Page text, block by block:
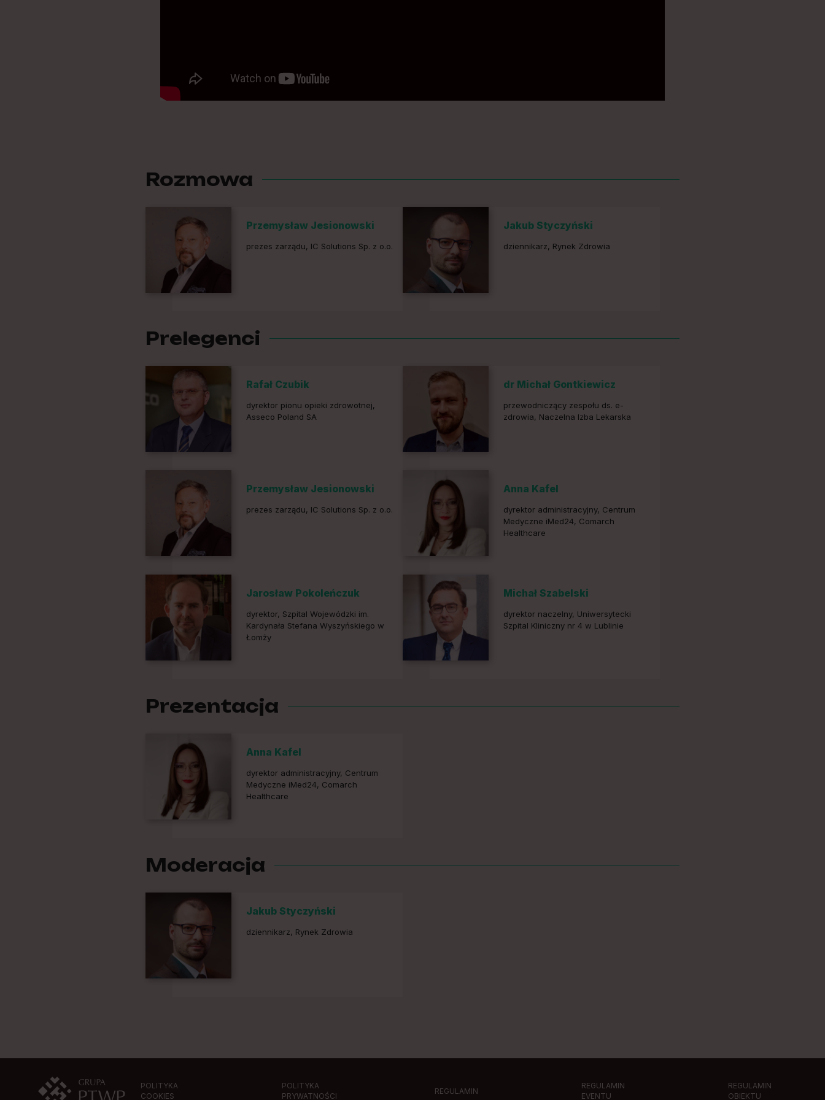
Rozmowa
Przemysław Jesionowski
prezes zarządu, IC Solutions Sp. z o.o.
Jakub Styczyński
dziennikarz, Rynek Zdrowia
Prelegenci
Rafał Czubik
dyrektor pionu opieki zdrowotnej,
Asseco Poland SA
dr Michał Gontkiewicz
przewodniczący zespołu ds. e-
zdrowia, Naczelna Izba Lekarska
Przemysław Jesionowski
prezes zarządu, IC Solutions Sp. z o.o.
Anna Kafel
dyrektor administracyjny, Centrum
Medyczne iMed24, Comarch
Healthcare
Jarosław Pokoleńczuk
dyrektor, Szpital Wojewódzki im.
Kardynała Stefana Wyszyńskiego w
Łomży
Michał Szabelski
dyrektor naczelny, Uniwersytecki
Szpital Kliniczny nr 4 w Lublinie
Prezentacja
Anna Kafel
dyrektor administracyjny, Centrum
Medyczne iMed24, Comarch
Healthcare
Moderacja
Jakub Styczyński
dziennikarz, Rynek Zdrowia
POLITYKA
COOKIES
POLITYKA
PRYWATNOŚCI
REGULAMIN
REGULAMIN
EVENTU
REGULAMIN
OBIEKTU